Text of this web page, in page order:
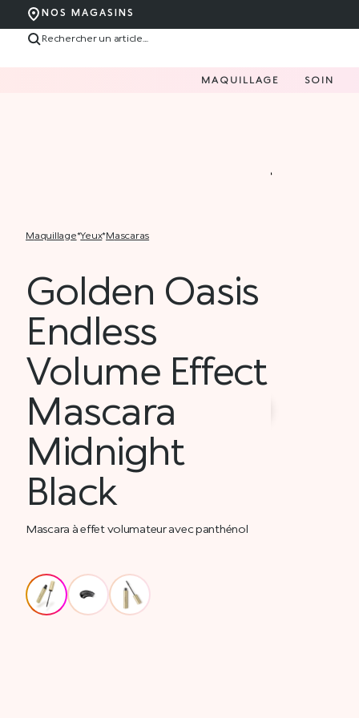
NOS MAGASINS
MAQUILLAGE SOIN
maquillage* yeux* mascaras
Golden Oasis
Endless
Volume Effect
Mascara
Midnight
Black
Mascara à effet volumateur avec panthénol